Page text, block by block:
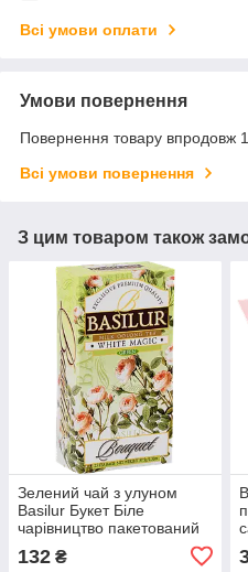
Всі умови оплати
Умови повернення
Повернення товару впродовж
Всі умови повернення
З цим товаром також
Зелений чай з улуном
Basilur Букет Біле
чарівництво пакетований
132 ₴